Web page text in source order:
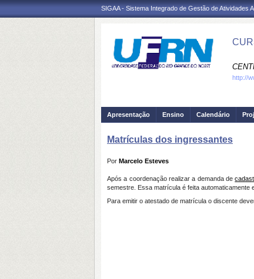
SIGAA - Sistema Integrado de Gestão de Atividades
http://
Apresentação Ensino Calendário
Matrículas dos ingressantes
Por Marcelo Esteves
Após a coordenação realizar a demanda de
semestre. Essa matrícula é feita automaticamente
Para emitir o atestado de matrícula o discente